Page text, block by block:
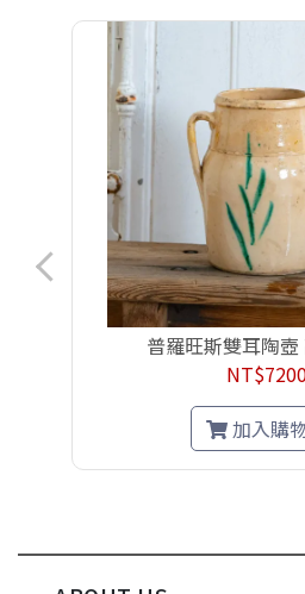
普羅旺斯雙耳陶
加入購